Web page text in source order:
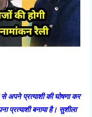
अपने प्रत्याशी की घोषणा कर
प्रत्याशी बनाया है। सुशीला